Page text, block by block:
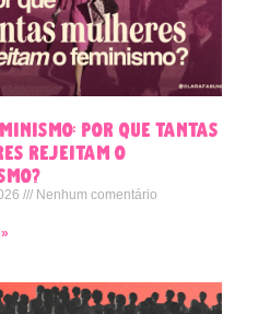
por que tantas
rejeitam o
Nenhum comentário